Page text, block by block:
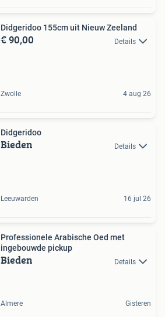
Didgeridoo 155cm uit Nieuw Zeeland
€ 90,00 Details
Zwolle 4 aug 26
Didgeridoo
Bieden Details
Leeuwarden 16 jul 26
Professionele Arabische Oed met
ingebouwde pickup
Bieden Details
Almere Gisteren